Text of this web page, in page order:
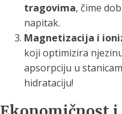
tragovima, čime
napitak.
Magnetizacija i
koji optimizira
apsorpciju u
hidrataciju!